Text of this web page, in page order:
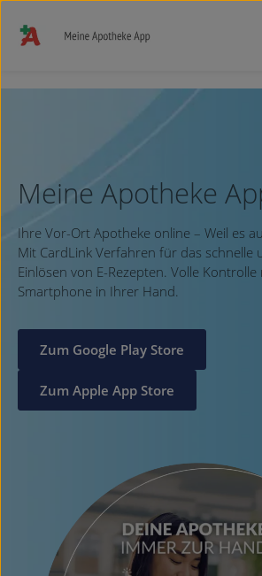
Meine Apotheke
Ihre Vor-Ort Apotheke online – Weil es
Mit CardLink Verfahren für das schnelle
Einlösen von E-Rezepten. Volle Kontrolle
Smartphone in Ihrer Hand.
Zum Google Play Store
Zum Apple App Store